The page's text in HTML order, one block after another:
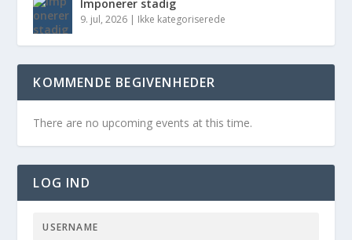
Imponerer stadig
9. jul, 2026 | Ikke kategoriserede
KOMMENDE BEGIVENHEDER
There are no upcoming events at this time.
LOG IND